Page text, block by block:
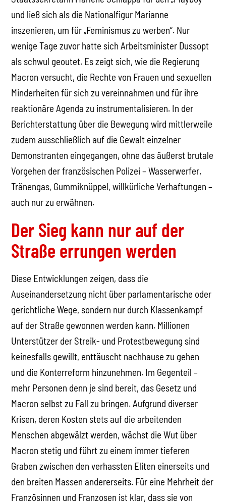
und ließ sich als die Nationalfigur Marianne
inszenieren, um für „Feminismus zu werben“. Nur
wenige Tage zuvor hatte sich Arbeitsminister Dussopt
als schwul geoutet. Es zeigt sich, wie die Regierung
Macron versucht, die Rechte von Frauen und sexuellen
Minderheiten für sich zu vereinnahmen und für ihre
reaktionäre Agenda zu instrumentalisieren. In der
Berichterstattung über die Bewegung wird mittlerweile
zudem ausschließlich auf die Gewalt einzelner
Demonstranten eingegangen, ohne das äußerst brutale
Vorgehen der französischen Polizei – Wasserwerfer,
Tränengas, Gummiknüppel, willkürliche Verhaftungen –
auch nur zu erwähnen.
Der Sieg kann nur auf der
Straße errungen werden
Diese Entwicklungen zeigen, dass die
Auseinandersetzung nicht über parlamentarische oder
gerichtliche Wege, sondern nur durch Klassenkampf
auf der Straße gewonnen werden kann. Millionen
Unterstützer der Streik- und Protestbewegung sind
keinesfalls gewillt, enttäuscht nachhause zu gehen
und die Konterreform hinzunehmen. Im Gegenteil –
mehr Personen denn je sind bereit, das Gesetz und
Macron selbst zu Fall zu bringen. Aufgrund diverser
Krisen, deren Kosten stets auf die arbeitenden
Menschen abgewälzt werden, wächst die Wut über
Macron stetig und führt zu einem immer tieferen
Graben zwischen den verhassten Eliten einerseits und
den breiten Massen andererseits. Für eine Mehrheit der
Französinnen und Franzosen ist klar, dass sie von